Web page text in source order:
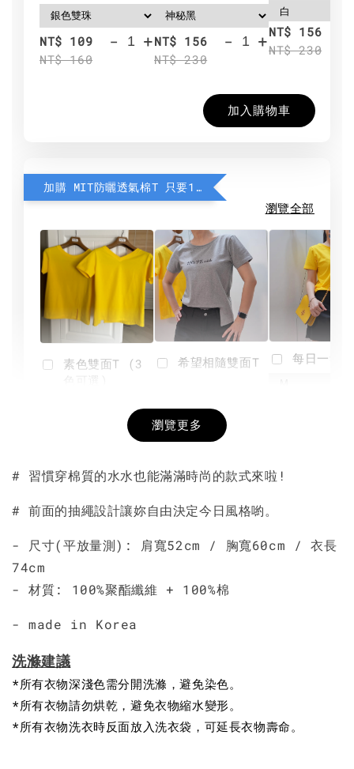
NT$ 109
NT$ 160
- +NT$ 156
NT$ 230
- +NT$ 156
NT$ 230
加入購物車
加購 MIT防曬透氣棉T 只要190元
瀏覽全部
素色雙面T (3
+
希望相隨雙面T
NT$ 190
-
每日一笑
瀏覽更多
# 習慣穿棉質的水水也能滿滿時尚的款式來啦!
# 前面的抽繩設計讓妳自由決定今日風格喲。
- 尺寸(平放量測): 肩寬52cm / 胸寬60cm / 衣長
74cm
- 材質: 100%聚酯纖維 + 100%棉
- made in Korea
洗滌建議
*所有衣物深淺色需分開洗滌，避免染色。
*所有衣物請勿烘乾，避免衣物縮水變形。
*所有衣物洗衣時反面放入洗衣袋，可延長衣物壽命。